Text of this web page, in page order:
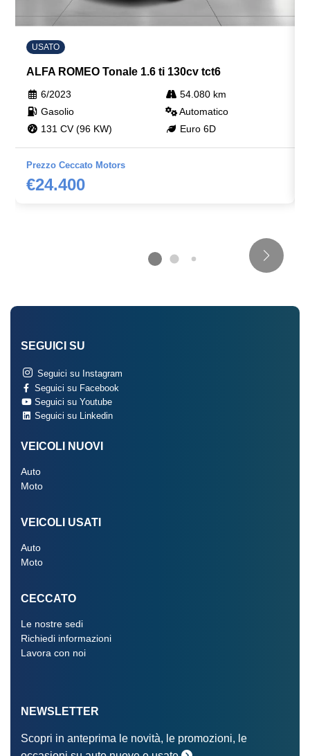
USATO
ALFA ROMEO Tonale 1.6 ti 130cv tct6
6/2023
54.080 km
Gasolio
Automatico
131 CV (96 KW)
Euro 6D
Prezzo Ceccato Motors
€24.400
SEGUICI SU
Seguici su Instagram
Seguici su Facebook
Seguici su Youtube
Seguici su Linkedin
VEICOLI NUOVI
Auto
Moto
VEICOLI USATI
Auto
Moto
CECCATO
Le nostre sedi
Richiedi informazioni
Lavora con noi
NEWSLETTER
Scopri in anteprima le novità, le promozioni, le